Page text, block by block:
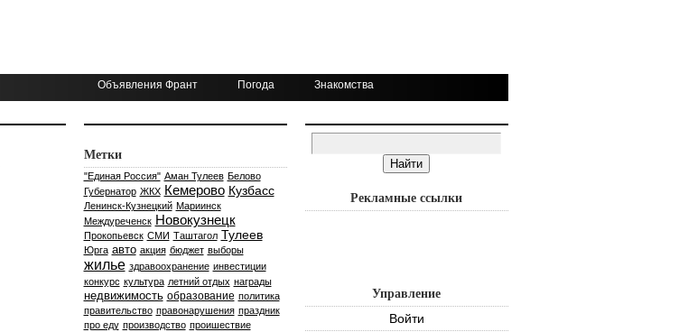
Объявления Франт Погода Знакомства
Метки
"Единая Россия" Аман Тулеев Белово
Губернатор ЖКХ Кемерово Кузбасс
Ленинск-Кузнецкий Мариинск
Междуреченск Новокузнецк
Прокопьевск СМИ Таштагол Тулеев
Юрга авто акция бюджет выборы
жилье здравоохранение инвестиции
конкурс культура летний отдых награды
недвижимость образование политика
правительство правонарушения праздник
про еду производство проишествие
Рекламные ссылки
Управление
Войти